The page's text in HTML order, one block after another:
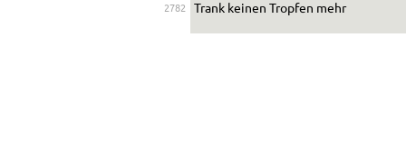
2782 Trank keinen Tropfen mehr